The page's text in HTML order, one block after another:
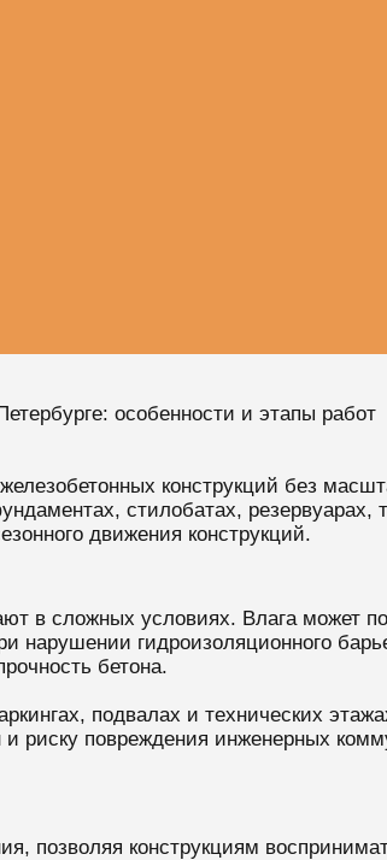
особенности и этапы работ
конструкций без
стилобатах, резервуарах,
движения конструкций.
в сложных условиях. Влага может
нарушении гидроизоляционного
бетона.
подвалах и технических
риску повреждения инженерных
позволяя конструкциям